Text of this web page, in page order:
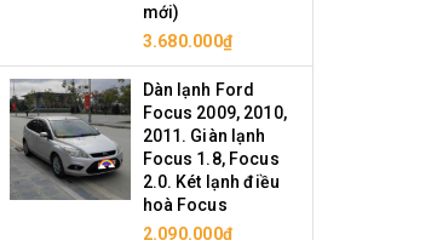
mới)
3.680.000₫
Dàn lạnh Ford
Focus 2009, 2010,
2011. Giàn lạnh
Focus 1.8, Focus
2.0. Két lạnh điều
hoà Focus
2.090.000₫